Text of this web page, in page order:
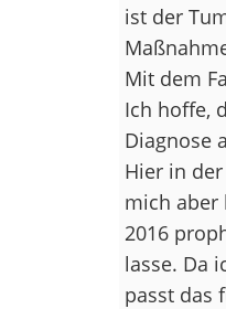
ist der
Mit dem
Ich hoffe,
Diagnose
Hier in
mich aber
2016
lasse. Da
passt das